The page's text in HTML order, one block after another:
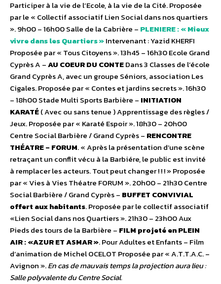
Participer à la vie de l’Ecole, à la vie de la Cité. Proposée
par le « Collectif associatif Lien Social dans nos quartiers
». 9h00 – 16h00 Salle de la Cabrière – PLENIERE : « Mieux
vivre dans les Quartiers »Intervenant : Yazid KHERFI
Proposée par « Tous Citoyens ». 13h45 – 16h30 Ecole Grand
Cyprès A –AU COEUR DU CONTEDans 3 Classes de l’école
Grand Cyprès A, avec un groupe Séniors, association Les
Cigales. Proposée par « Contes et jardins secrets ». 16h30
– 18h00 Stade Multi Sports Barbière – INITIATION
KARATÉ( Avec ou sans tenue ) Apprentissage des règles /
Jeux. Proposée par « Karaté Espoir ». 18h30 – 20h00
Centre Social Barbière / Grand Cyprès – RENCONTRE
THÉATRE – FORUM. « Après la présentation d’une scène
retraçant un conflit vécu à la Barbiére, le public est invité
à remplacer les acteurs. Tout peut changer ! ! ! » Proposée
par « Vies à Vies Théatre FORUM ». 20h00 – 21h30 Centre
Social Barbière / Grand Cyprès – BUFFET CONVIVIAL
offert aux habitants. Proposée par le collectif associatif
«Lien Social dans nos Quartiers ». 21h30 – 23h00 Aux
Pieds des tours de la Barbière – FILM projeté en PLEIN
AIR : «AZUR ET ASMAR ». Pour Adultes et Enfants – Film
d’animation de Michel OCELOT Proposée par « A.T.T.A.C. –
Avignon ».En cas de mauvais temps la projection aura lieu :
Salle polyvalente du Centre Social.